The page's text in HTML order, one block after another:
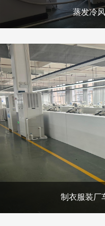
蒸发冷
制衣服装厂